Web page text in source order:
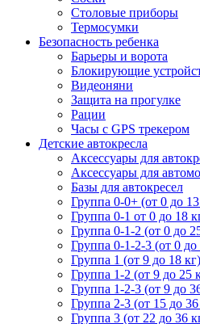
Столовые приборы
Термосумки
Безопасность ребенка
Барьеры и ворота
Блокирующие
Видеоняни
Защита на прогулке
Рации
Часы с GPS трекером
Детские автокресла
Аксессуары для
Аксессуары для
Базы для автокресел
Группа 0-0+ (от 0 до
Группа 0-1 от 0 до 18
Группа 0-1-2 (от 0 до
Группа 0-1-2-3 (от 0 до
Группа 1 (от 9 до 18 кг)
Группа 1-2 (от 9 до 25
Группа 1-2-3 (от 9 до
Группа 2-3 (от 15 до
Группа 3 (от 22 до 36